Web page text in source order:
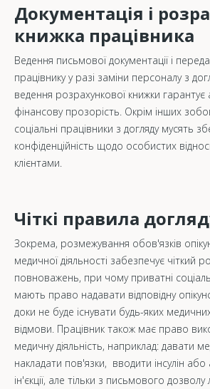
Документація і
книжка працівника
Ведення письмової документації і
працівнику у разі заміни персоналу з
ведення розрахункової книжки
фінансову прозорість. Окрім інших
соціальні працівники з догляду мусять
конфіденційність щодо особистих
клієнтами.
Чіткі правила
Зокрема, розмежування обов'язків
медичної діяльності забезпечує чіткий
повноважень, при чому приватні
мають право надавати відповідну
доки не буде існувати будь-яких
відмови. Працівник також має право
медичну діяльність, наприклад: давати
накладати пов'язки, вводити інсулін або
ін'єкції, але тільки з письмового дозволу